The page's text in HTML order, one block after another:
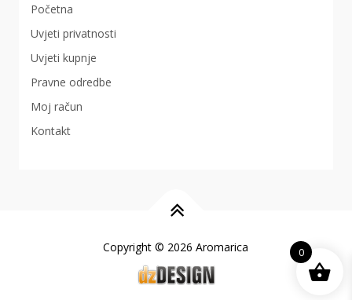
Početna
Uvjeti privatnosti
Uvjeti kupnje
Pravne odredbe
Moj račun
Kontakt
Copyright © 2026 Aromarica 0